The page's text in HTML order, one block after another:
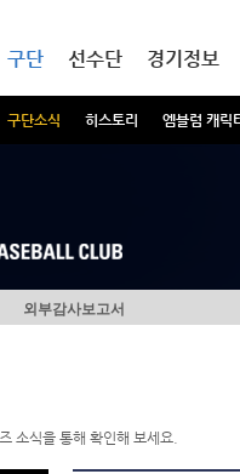
구단
구단소식 히스토리 엠블럼 캐릭
선수단 경기정보
외부감사보고서
소식을 통해 확인해 보세요.